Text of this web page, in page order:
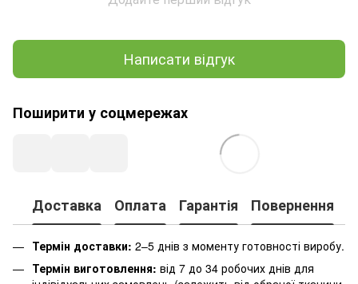
Написати відгук
Поширити у соцмережах
Доставка Оплата Гарантія Повернення
Термін доставки: 2–5 днів з моменту готовності виробу.
Термін виготовлення: від 7 до 34 робочих днів для